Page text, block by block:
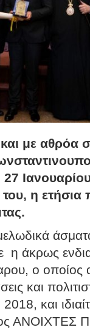
με αθρόα
η ετήσια
η άκρως
ο οποίος
και
και
ΑΝΟΙΧΤΕΣ